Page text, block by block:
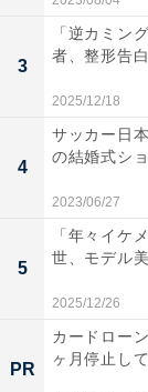
3
「逆カミン
者、整形告
2025/12/18
4
サッカー日
の結婚式シ
2023/06/27
5
「年々イケ
世、モデル
2025/12/26
PR
カードロー
ヶ月停止し